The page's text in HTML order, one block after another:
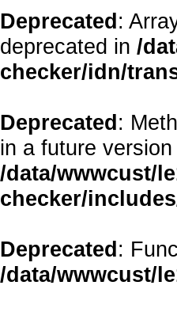
Deprecated:
deprecated in /
checker/idn/
Deprecated:
in a future
/data/wwwcust/
checker/
Deprecated:
/data/wwwcust/